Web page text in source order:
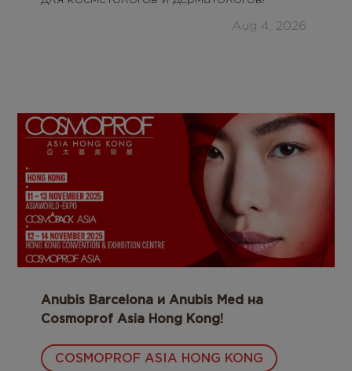
Aug 4, 2026
Anubis Barcelona и Anubis Med на
Cosmoprof Asia Hong Kong!
COSMOPROF ASIA HONG KONG